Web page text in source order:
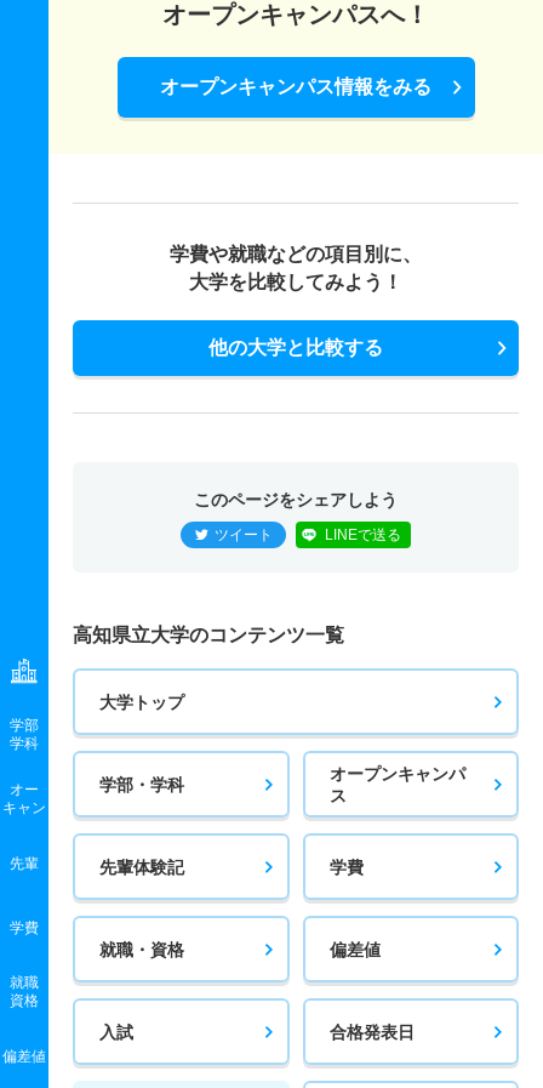
学部
学科
オー
キャン
先輩
学費
就職
資格
偏差値
オープンキャンパスへ！
オープンキャンパス情報をみる
学費や就職などの項目別に、
大学を比較してみよう！
他の大学と比較する
このページをシェアしよう
ツイート LINEで送る
高知県立大学のコンテンツ一覧
大学トップ
学部・学科
オープンキャンパ
ス
先輩体験記 学費
就職・資格 偏差値
入試 合格発表日